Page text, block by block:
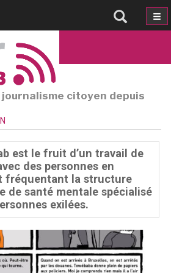
citoyen depuis
est le fruit d’un travail de
des personnes en
fréquentant la structure
de santé mentale spécialisé
exilées.